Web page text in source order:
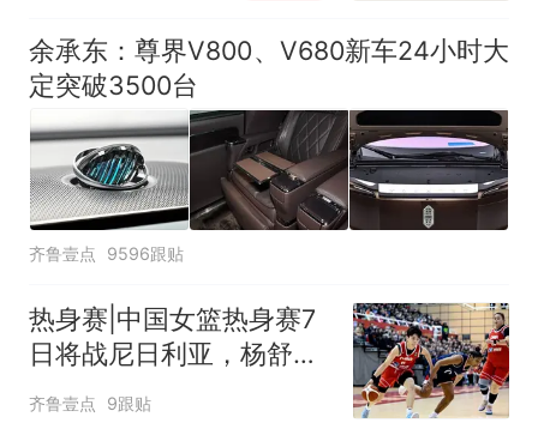
余承东：尊界V800、V680新车24小时大
定突破3500台
齐鲁壹点 9596跟贴
热身赛|中国女篮热身赛7
日将战尼日利亚，杨舒予
有望出战
齐鲁壹点 9跟贴